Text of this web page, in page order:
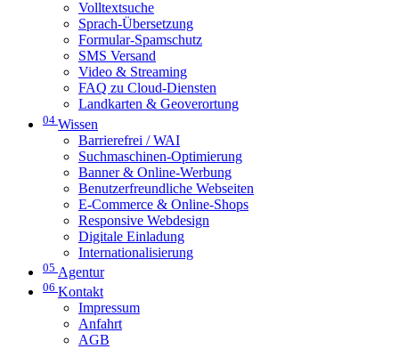
Volltextsuche
Sprach-Übersetzung
Formular-Spamschutz
SMS Versand
Video & Streaming
FAQ zu Cloud-Diensten
Landkarten & Geoverortung
04 Wissen
Barrierefrei / WAI
Suchmaschinen-Optimierung
Banner & Online-Werbung
Benutzerfreundliche Webseiten
E-Commerce & Online-Shops
Responsive Webdesign
Digitale Einladung
Internationalisierung
05 Agentur
06 Kontakt
Impressum
Anfahrt
AGB